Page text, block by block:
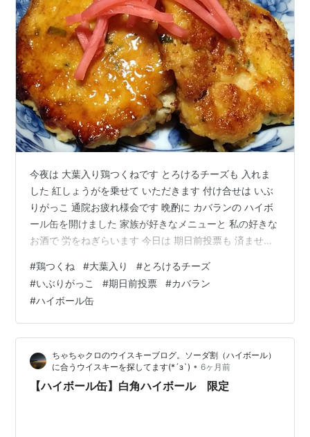
今夜は 大葉入り鶏つくねです とろけるチーズも 入れま
した 紅しょうがを乗せて いただきます 付け合せは いぶ
りがっこ 通院お疲れ様会です 晩酌に カバランの ハイボ
ール缶を開けました 家族が好きなメニューと 私の好きな
お酒で 労をねぎらいます 今日は 期日前投票も 済ませて
今回は 係員の視線が痛いくらいの 人の入りです 投票率
は あまり期待 できないかもしれません 特に 自分のよう
な世代の女性は いつの選挙でも あまり見かけないのが残
念です いろいろ思うところはありますが 何にせよ もう
少し投票の ハードルが下がるといいですよね 本日も …
#鶏つくね #大葉入り #とろけるチーズ
#いぶりがっこ #期日前投票 #カバラン
#ハイボール缶
ちゃちゃクロのウイスキーブログ。ソーダ割（ハイボール）
に合うウイスキーを探してます(*´з`) • 6ヶ月前
【ハイボール缶】白角ハイボール 限定